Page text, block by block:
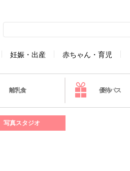
妊娠・出産 赤ちゃん・育児
離乳食 優待パス
写真スタジオ